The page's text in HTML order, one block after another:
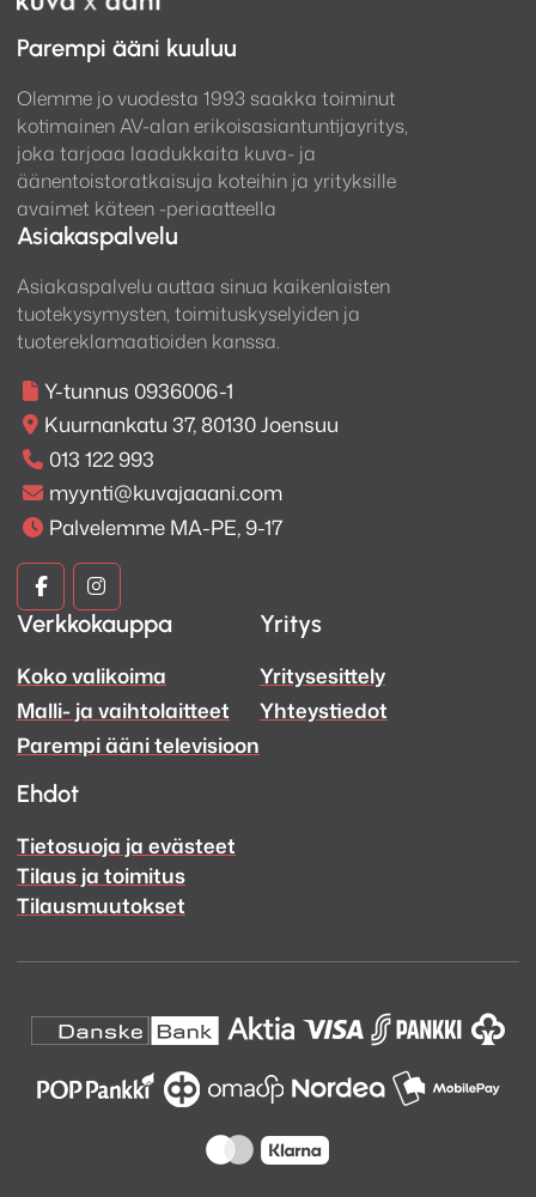
Parempi ääni kuuluu
Olemme jo vuodesta 1993 saakka toiminut
kotimainen AV-alan erikoisasiantuntijayritys,
joka tarjoaa laadukkaita kuva- ja
äänentoistoratkaisuja koteihin ja yrityksille
avaimet käteen -periaatteella
Asiakaspalvelu
Asiakaspalvelu auttaa sinua kaikenlaisten
tuotekysymysten, toimituskyselyiden ja
tuotereklamaatioiden kanssa.
Y-tunnus 0936006-1
Kuurnankatu 37, 80130 Joensuu
013 122 993
myynti@kuvajaaani.com
Palvelemme MA-PE, 9-17
Kuva
ja
Ääni
Facebook
Kuva
ja
Ääni
Instagram
Verkkokauppa
Koko valikoima
Malli- ja vaihtolaitteet
Parempi ääni televisioon
Yritys
Yritysesittely
Yhteystiedot
Ehdot
Tietosuoja ja evästeet
Tilaus ja toimitus
Tilausmuutokset